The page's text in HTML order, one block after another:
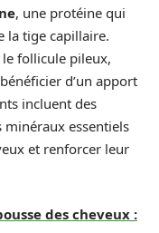
, une protéine qui
la tige capillaire.
follicule pileux,
d’un apport
incluent des
minéraux essentiels
et renforcer leur
des cheveux :